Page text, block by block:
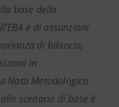
base della
e di assunzioni
di bilancio,
in
Nota Metodologica
scenario di base è